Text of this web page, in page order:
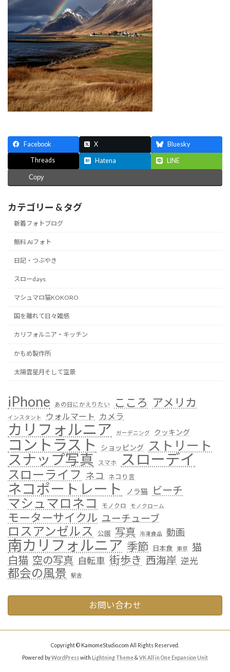
Facebook X Bluesky
Threads Hatena LINE
Copy
カテゴリー & タグ
新着フォトブログ
無料 AIフォト
日記・つぶやき
スローdays
マシュマロ猫KOKORO
国を離れて日々雑感
カリフォルニア・キッチン
かもめ製作所
太陽雲星月そして空景
iPhone あの日にかえりたい こころ アメリカ
インスタント ウォルマート カメラ
カリフォルニア ガーデニング クッキング
コントラスト ショッピング ストリート
スナップ写真 スマホ スローデイ
スローライフ ネコ ネコり言
ネコポートレート ノラ猫 ビーチ
マシュマロネコ モノクロ モノクローム
モーターサイクル ユーチューブ
ロスアンゼルス 公園 写真 冷凍食品 動画
南カリフォルニア 季節 日本食 東京 猫
白猫 空の写真 自転車 街歩き 西海岸 逆光
都会の風景 駅舎
お問い合わせ
Copyright © KamomeStudio.com All Rights Reserved.
Powered byWordPresswith Lightning Theme& VK All in One Expansion Unit